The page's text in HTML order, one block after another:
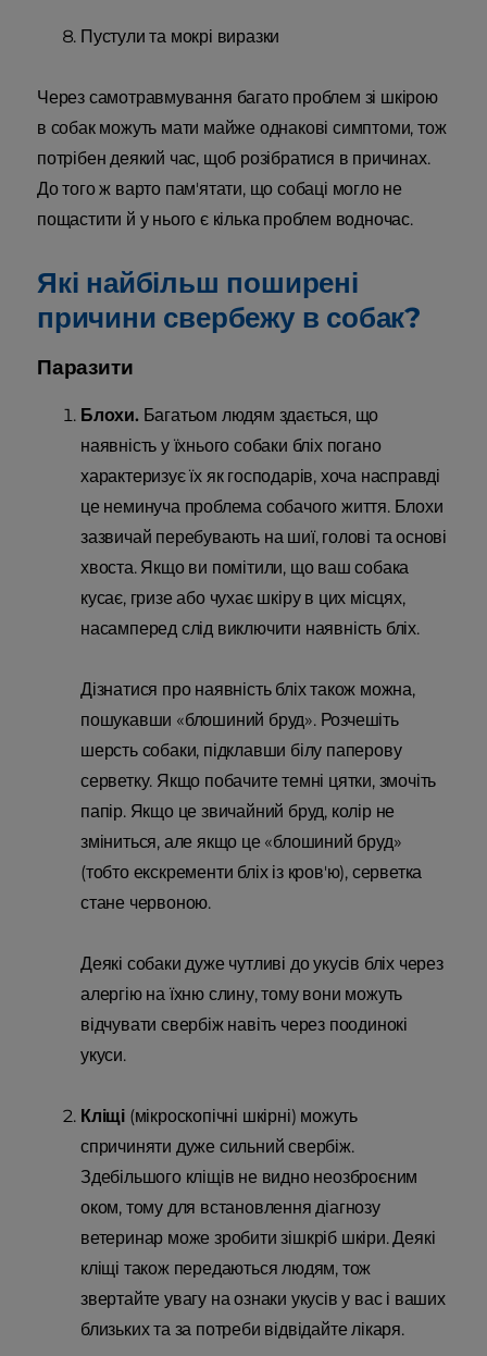
Пустули та мокрі виразки
Через самотравмування багато проблем зі шкірою
в собак можуть мати майже однакові симптоми, тож
потрібен деякий час, щоб розібратися в причинах.
До того ж варто пам'ятати, що собаці могло не
пощастити й у нього є кілька проблем водночас.
Які найбільш поширені
причини свербежу в собак?
Паразити
Блохи. Багатьом людям здається, що
наявність у їхнього собаки бліх погано
характеризує їх як господарів, хоча насправді
це неминуча проблема собачого життя. Блохи
зазвичай перебувають на шиї, голові та основі
хвоста. Якщо ви помітили, що ваш собака
кусає, гризе або чухає шкіру в цих місцях,
насамперед слід виключити наявність бліх.
Дізнатися про наявність бліх також можна,
пошукавши «блошиний бруд». Розчешіть
шерсть собаки, підклавши білу паперову
серветку. Якщо побачите темні цятки, змочіть
папір. Якщо це звичайний бруд, колір не
зміниться, але якщо це «блошиний бруд»
(тобто екскременти бліх із кров'ю), серветка
стане червоною.
Деякі собаки дуже чутливі до укусів бліх через
алергію на їхню слину, тому вони можуть
відчувати свербіж навіть через поодинокі
укуси.
Кліщі (мікроскопічні шкірні) можуть
спричиняти дуже сильний свербіж.
Здебільшого кліщів не видно неозброєним
оком, тому для встановлення діагнозу
ветеринар може зробити зішкріб шкіри. Деякі
кліщі також передаються людям, тож
звертайте увагу на ознаки укусів у вас і ваших
близьких та за потреби відвідайте лікаря.